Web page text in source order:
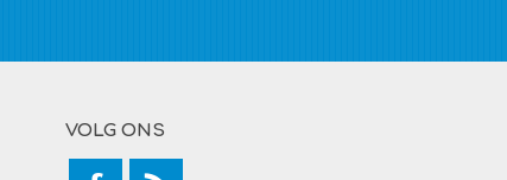
VOLG ONS